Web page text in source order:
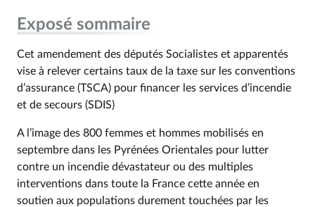
Exposé sommaire
Cet amendement des députés Socialistes et apparentés
vise à relever certains taux de la taxe sur les conventions
d’assurance (TSCA) pour financer les services d’incendie
et de secours (SDIS)
A l’image des 800 femmes et hommes mobilisés en
septembre dans les Pyrénées Orientales pour lutter
contre un incendie dévastateur ou des multiples
interventions dans toute la France cette année en
soutien aux populations durement touchées par les